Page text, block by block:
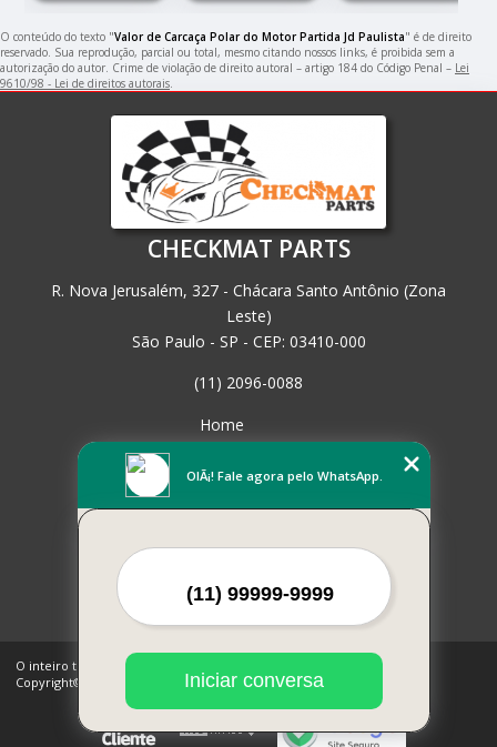
O conteúdo do texto "Valor de Carcaça Polar do Motor Partida Jd Paulista" é de direito
reservado. Sua reprodução, parcial ou total, mesmo citando nossos links, é proibida sem a
autorização do autor. Crime de violação de direito autoral – artigo 184 do Código Penal – Lei
9610/98 - Lei de direitos autorais
CHECKMAT PARTS
R. Nova Jerusalém, 327 - Chácara Santo Antônio (Zona
Leste)
São Paulo - SP - CEP: 03410-000
(11) 2096-0088
Home
Missão
Mapa do site
O inteiro teor deste site está sujeito à proteção de direitos autorais.
Copyright© CHECKMAT PARTS (Lei 9610 de 19/02/1998)
OlÃ¡! Fale agora pelo WhatsApp.
Iniciar conversa